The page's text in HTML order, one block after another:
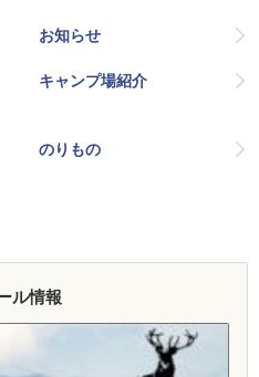
お知らせ
キャンプ場紹介
のりもの
ル情報